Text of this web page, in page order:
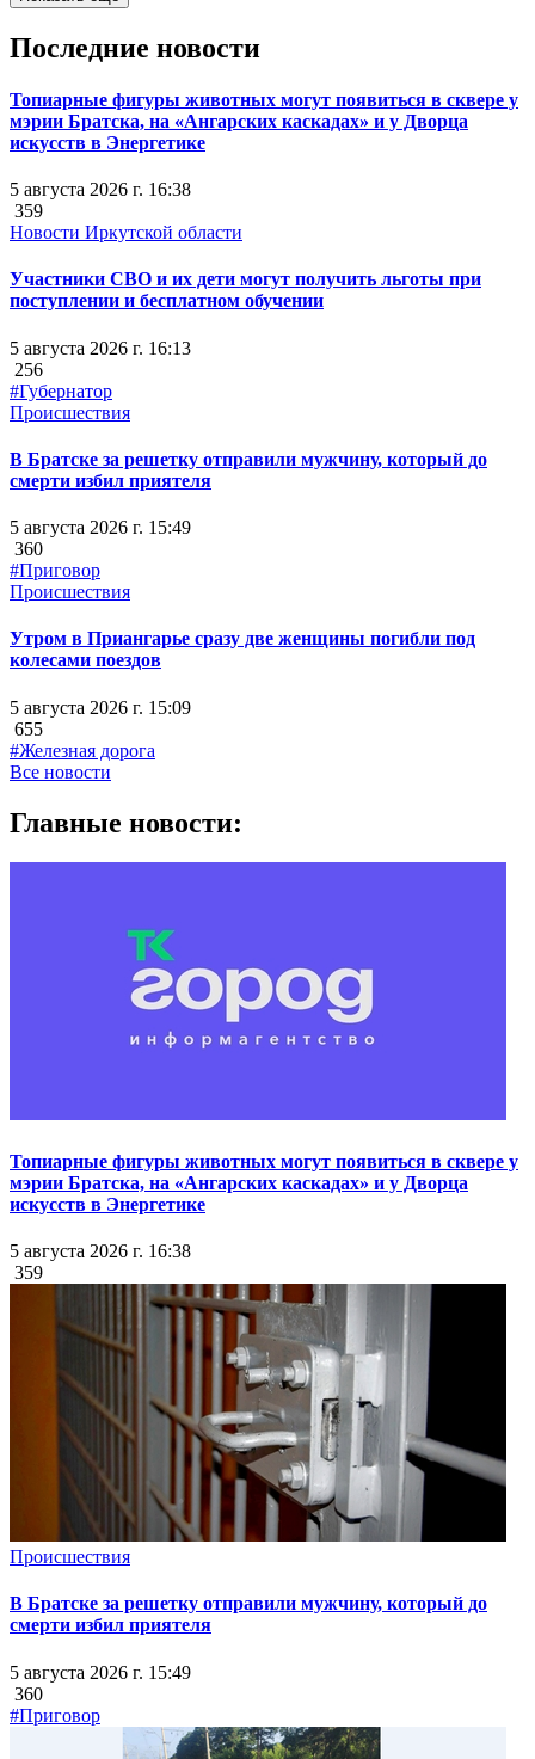
Последние новости
Топиарные фигуры животных могут появиться в сквере у
мэрии Братска, на «Ангарских каскадах» и у Дворца
искусств в Энергетике
5 августа 2026 г. 16:38
359
Новости Иркутской области
Участники СВО и их дети могут получить льготы при
поступлении и бесплатном обучении
5 августа 2026 г. 16:13
256
#Губернатор
Происшествия
В Братске за решетку отправили мужчину, который до
смерти избил приятеля
5 августа 2026 г. 15:49
360
#Приговор
Происшествия
Утром в Приангарье сразу две женщины погибли под
колесами поездов
5 августа 2026 г. 15:09
655
#Железная дорога
Все новости
Главные новости:
Топиарные фигуры животных могут появиться в сквере у
мэрии Братска, на «Ангарских каскадах» и у Дворца
искусств в Энергетике
5 августа 2026 г. 16:38
359
Происшествия
В Братске за решетку отправили мужчину, который до
смерти избил приятеля
5 августа 2026 г. 15:49
360
#Приговор